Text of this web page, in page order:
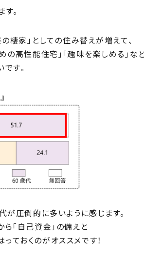
。
棲家」としての住み替えが増えて、
の高性能住宅」「趣味を楽しめる」な
す。
圧倒的に多いように感じます。
「自己資金」の備えと
ておくのがオススメです！